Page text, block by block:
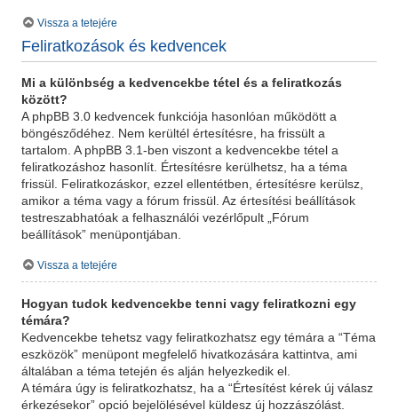
Vissza a tetejére
Feliratkozások és kedvencek
Mi a különbség a kedvencekbe tétel és a feliratkozás
között?
A phpBB 3.0 kedvencek funkciója hasonlóan működött a
böngésződéhez. Nem kerültél értesítésre, ha frissült a
tartalom. A phpBB 3.1-ben viszont a kedvencekbe tétel a
feliratkozáshoz hasonlít. Értesítésre kerülhetsz, ha a téma
frissül. Feliratkozáskor, ezzel ellentétben, értesítésre kerülsz,
amikor a téma vagy a fórum frissül. Az értesítési beállítások
testreszabhatóak a felhasználói vezérlőpult „Fórum
beállítások” menüpontjában.
Vissza a tetejére
Hogyan tudok kedvencekbe tenni vagy feliratkozni egy
témára?
Kedvencekbe tehetsz vagy feliratkozhatsz egy témára a “Téma
eszközök” menüpont megfelelő hivatkozására kattintva, ami
általában a téma tetején és alján helyezkedik el.
A témára úgy is feliratkozhatsz, ha a “Értesítést kérek új válasz
érkezésekor” opció bejelölésével küldesz új hozzászólást.